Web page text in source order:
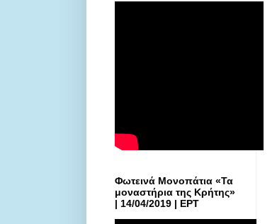
Φωτεινά Μονοπάτια «Τα
μοναστήρια της Κρήτης»
| 14/04/2019 | ΕΡΤ